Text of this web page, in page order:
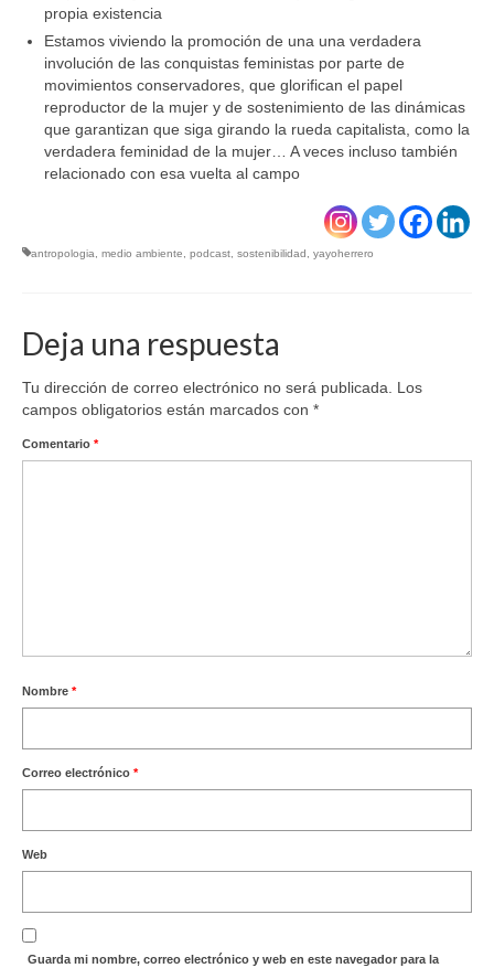
propia existencia
Estamos viviendo la promoción de una una verdadera
involución de las conquistas feministas por parte de
movimientos conservadores, que glorifican el papel
reproductor de la mujer y de sostenimiento de las dinámicas
que garantizan que siga girando la rueda capitalista, como la
verdadera feminidad de la mujer… A veces incluso también
relacionado con esa vuelta al campo
antropologia, medio ambiente, podcast, sostenibilidad , yayoherrero
Deja una respuesta
Tu dirección de correo electrónico no será publicada. Los
campos obligatorios están marcados con *
Comentario *
Nombre *
Correo electrónico *
Web
Guarda mi nombre, correo electrónico y web en este navegador para la